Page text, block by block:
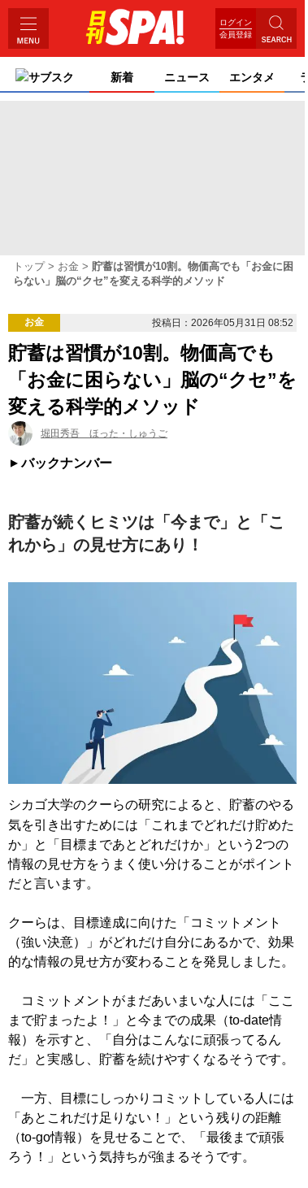
ログイン
会員登録
サブスク 新着 ニュース エンタメ
トップ お金
貯蓄は習慣が10割。物価高でも「お金に困
らない」脳の“クセ”を変える科学的メソッド
お金 投稿日：2026年05月31日 08:52
貯蓄は習慣が10割。物価高でも
「お金に困らない」脳の“クセ”を
変える科学的メソッド
堀田秀吾 ほった・しゅうご
バックナンバー
貯蓄が続くヒミツは「今まで」と「こ
れから」の見せ方にあり！
シカゴ大学のクーらの研究によると、貯蓄のやる
気を引き出すためには「これまでどれだけ貯めた
か」と「目標まであとどれだけか」という2つの
情報の見せ方をうまく使い分けることがポイント
だと言います。
クーらは、目標達成に向けた「コミットメント
（強い決意）」がどれだけ自分にあるかで、効果
的な情報の見せ方が変わることを発見しました。
コミットメントがまだあいまいな人には「ここ
まで貯まったよ！」と今までの成果（to-date情
報）を示すと、「自分はこんなに頑張ってるん
だ」と実感し、貯蓄を続けやすくなるそうです。
一方、目標にしっかりコミットしている人には
「あとこれだけ足りない！」という残りの距離
（to-go情報）を見せることで、「最後まで頑張
ろう！」という気持ちが強まるそうです。